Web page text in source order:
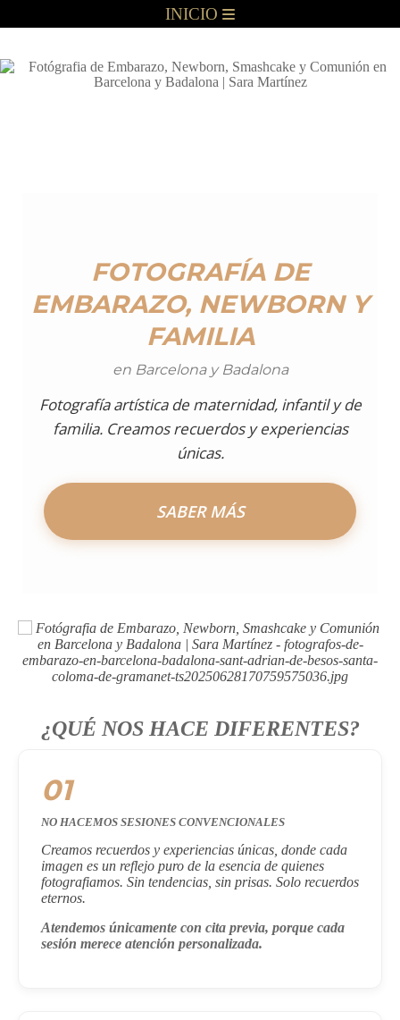
INICIO
FOTOGRAFÍA DE
EMBARAZO, NEWBORN Y
FAMILIA
en Barcelona y Badalona
Fotografía artística de maternidad, infantil y de
familia. Creamos recuerdos y experiencias
únicas.
SABER MÁS
¿QUÉ NOS HACE DIFERENTES?
01
NO HACEMOS SESIONES CONVENCIONALES
Creamos recuerdos y experiencias únicas, donde cada
imagen es un reflejo puro de la esencia de quienes
fotografiamos. Sin tendencias, sin prisas. Solo recuerdos
eternos.
Atendemos únicamente con cita previa, porque cada
sesión merece atención personalizada.